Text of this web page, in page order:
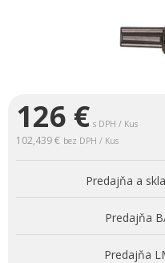
126 € s DPH / Kus
102,439 € bez DPH / Kus
Predajňa a
Predajňa
Predajňa